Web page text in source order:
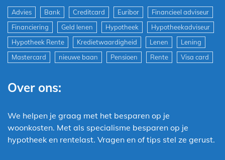
Advies Bank Creditcard Euribor
Financieel adviseur
Financiering
Geld lenen Hypotheek
Hypotheekadviseur
Hypotheek Rente
Kredietwaardigheid Lenen
Lening
Mastercard
nieuwe baan Pensioen Rente Visa card
Over ons:
We helpen je graag met het besparen op je
woonkosten. Met als specialisme besparen op je
hypotheek en rentelast. Vragen en of tips stel ze gerust.